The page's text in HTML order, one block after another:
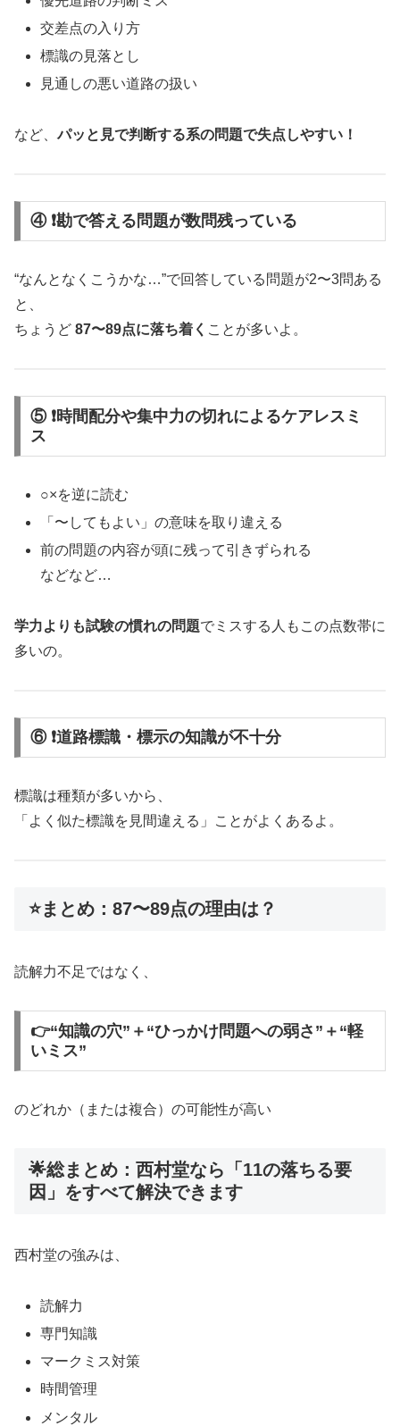
交差点の入り方
標識の見落とし
見通しの悪い道路の扱い
など、パッと見で判断する系の問題で失点しやすい！
④ ❗勘で答える問題が数問残っている
“なんとなくこうかな…”で回答している問題が2〜3問ある
と、
ちょうど 87〜89点に落ち着く ことが多いよ。
⑤ ❗時間配分や集中力の切れによるケアレスミ
ス
○×を逆に読む
「〜してもよい」の意味を取り違える
前の問題の内容が頭に残って引きずられる
などなど…
学力よりも試験の慣れの問題でミスする人もこの点数帯に
多いの。
⑥ ❗道路標識・標示の知識が不十分
標識は種類が多いから、
「よく似た標識を見間違える」ことがよくあるよ。
⭐まとめ：87〜89点の理由は？
読解力不足ではなく、
👉“知識の穴”＋“ひっかけ問題への弱さ”＋“軽
いミス”
のどれか（または複合）の可能性が高い
🌟総まとめ：西村堂なら「11の落ちる要
因」をすべて解決できます
西村堂の強みは、
読解力
専門知識
マークミス対策
時間管理
メンタル